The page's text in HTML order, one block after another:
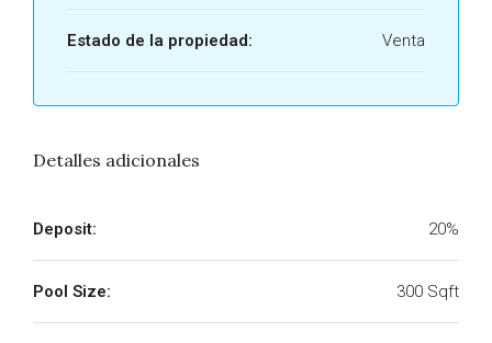
Estado de la propiedad: Venta
Detalles adicionales
Deposit: 20%
Pool Size: 300 Sqft